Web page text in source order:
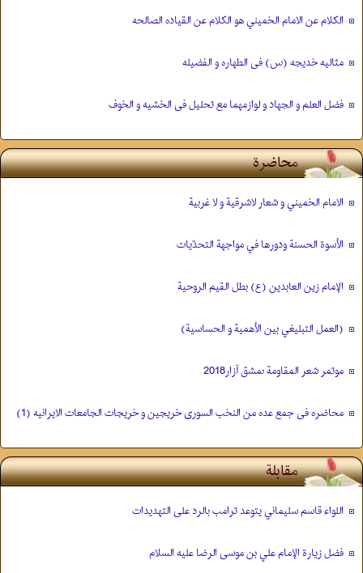
الكلام عن الامام الخميني هو الكلام عن القياده الصالحه
مثالیه خديجه (س) فی الطهاره و الفضیله
فضل العلم و الجهاد و لوازمهما مع تحلیل فی الخشیه و الخوف
محاضرة
الامام الخميني و شعار لاشرقية و لا غربية
الأسوة الحسنة ودورها في مواجهة التحدّيات
الإمام زين العابدين (ع) بطل القيم الروحية
(العمل التبليغي بين الأهمية و الحساسية)
موتمر شعر المقاومة ىمشق آزار2018
محاضره فی جمع عده من النخب السوری خریجین و خریجات الجامعات الایرانیه (1)
مقابلة
اللواء قاسم سليماني يتوعد ترامب بالرد على التهديدات
فضل زيارة الإمام علي بن موسى الرضا عليه السلام